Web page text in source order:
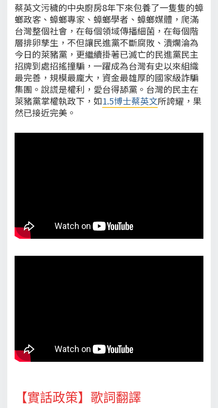
蔡英文污穢的中央廚房8年下來包養了一隻隻的蟑
螂政客、蟑螂專家、蟑螂學者、蟑螂媒體，爬滿
台灣整個社會，在每個領域傳播細菌，在每個階
層排卵孳生，不但讓民進黨不斷腐敗、潰爛淪為
今日的萊豬黨，更繼續掛著已滅亡的民進黨民主
招牌到處招搖撞騙，一躍成為台灣有史以來組織
最完善，規模最龐大，資金最雄厚的國家級詐騙
集團。說謊是權利，愛台得舔黨。台灣的民主在
萊豬黨掌權執政下，如1.5博士蔡英文所誇耀，果
然已接近完美。
【實話政策】歌詞翻譯